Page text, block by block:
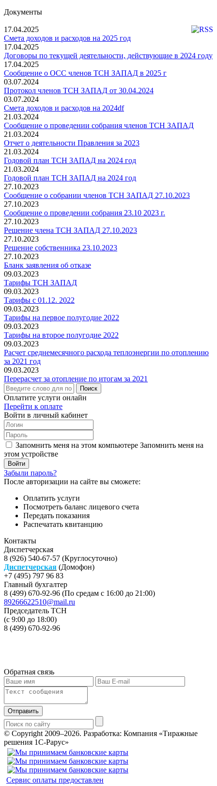
Документы
17.04.2025
Смета доходов и расходов на 2025 год
17.04.2025
Договоры по текущей деятельности, действующие в 2024 году
17.04.2025
Сообщение о ОСС членов ТСН ЗАПАД в 2025 г
03.07.2024
Протокол членов ТСН ЗАПАД от 30.04.2024
03.07.2024
Смета доходов и расходов на 2024df
21.03.2024
Сообщение о проведении собрания членов ТСН ЗАПАД
21.03.2024
Отчет о деятельности Правления за 2023
21.03.2024
Годовой план ТСН ЗАПАД на 2024 год
21.03.2024
Годовой план ТСН ЗАПАД на 2024 год
27.10.2023
Сообщение о собрании членов ТСН ЗАПАД 27.10.2023
27.10.2023
Сообщение о проведении собрания 23.10 2023 г.
27.10.2023
Решение члена ТСН ЗАПАД 27.10.2023
27.10.2023
Решение собственника 23.10.2023
27.10.2023
Бланк заявления об отказе
09.03.2023
Тарифы ТСН ЗАПАД
09.03.2023
Тарифы с 01.12. 2022
09.03.2023
Тарифы на первое полугодие 2022
09.03.2023
Тарифы на второе полугодие 2022
09.03.2023
Расчет среднемесячного расхода теплоэнергии по отоплению
за 2021 год
09.03.2023
Перерасчет за отопление по итогам за 2021
Поиск
Оплатите услуги онлайн
Перейти к оплате
Войти в личный кабинет
Запомнить меня на этом компьютере Запомнить меня на
этом устройстве
Забыли пароль?
После авторизации на сайте вы сможете:
Оплатить услуги
Посмотреть баланс лицевого счета
Передать показания
Распечатать квитанцию
Контакты
Диспетчерская
8 (926) 540-67-57 (Круглосуточно)
Диспетчерская (Домофон)
+7 (495) 797 96 83
Главный бухгалтер
8 (499) 670-92-96 (По средам с 16:00 до 21:00)
89266622510@mail.ru
Председатель ТСН
(с 9:00 до 18:00)
8 (499) 670-92-96
Обратная связь
Отправить
© Copyright 2009–2026. Разработка: Компания «Тиражные
решения 1С-Рарус»
Сервис оплаты предоставлен